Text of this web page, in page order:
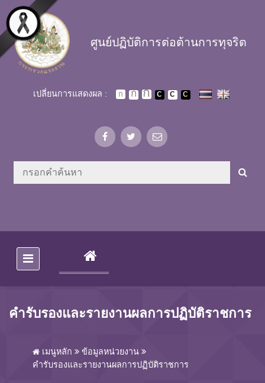
Skip to main content
ศูนย์ปฏิบัติการต่อต้านการทุจริต
เปลี่ยนการแสดงผล :
(CURRENT)
คํารับรองและรายงานผลการปฏิบัติราชการ
เมนูหลัก
ข้อมูลหน่วยงาน
คํารับรองและรายงานผลการปฏิบัติราชการ